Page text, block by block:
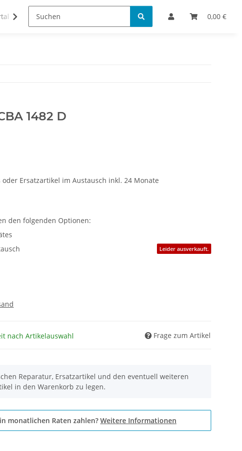
0,00 €
Bestellinformationen
1482 D
Ersatzartikel im Austausch inkl. 24 Monate
den folgenden Optionen:
Leider ausverkauft.
nach Artikelauswahl Frage zum Artikel
Reparatur, Ersatzartikel und den eventuell weiteren
in den Warenkorb zu legen.
monatlichen Raten zahlen? Weitere Informationen